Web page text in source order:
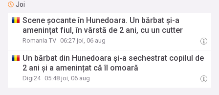
Joi
Scene șocante în Hunedoara. Un bărbat și-a
amenințat fiul, în vârstă de 2 ani, cu un cutter
Romania TV 06:27 joi, 06 aug
Un bărbat din Hunedoara și-a sechestrat copilul de
2 ani și a amenințat că îl omoară
Digi24 05:48 joi, 06 aug